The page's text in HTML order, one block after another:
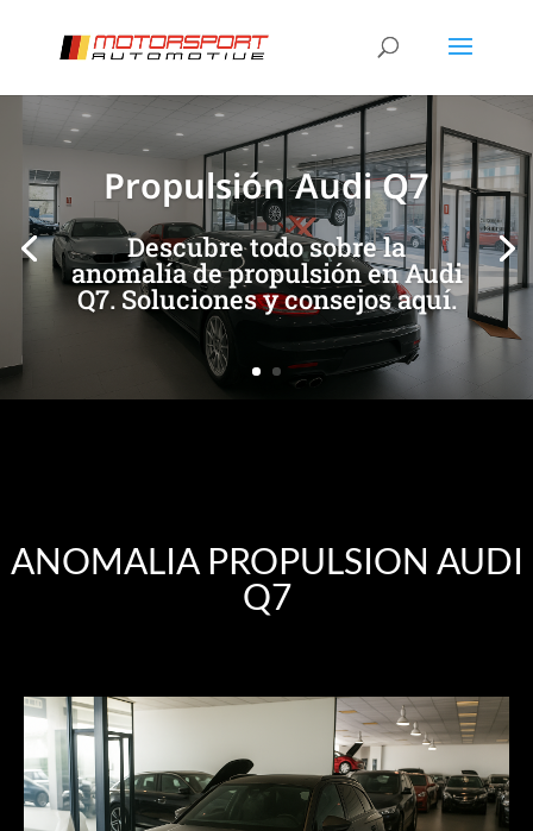
Propulsión Audi Q7
Descubre todo sobre la
anomalía de propulsión en Audi
Q7. Soluciones y consejos aquí.
[/et_pb_slide]
ANOMALIA PROPULSION AUDI
Q7